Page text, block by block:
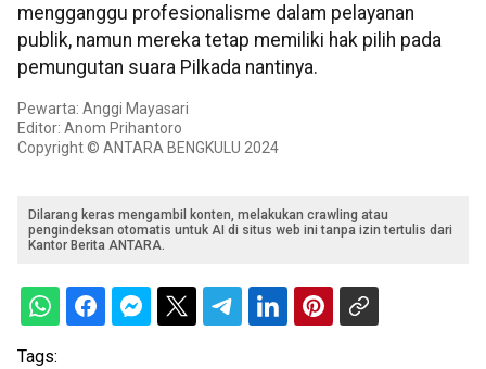
mengganggu profesionalisme dalam pelayanan
publik, namun mereka tetap memiliki hak pilih pada
pemungutan suara Pilkada nantinya.
Pewarta: Anggi Mayasari
Editor: Anom Prihantoro
Copyright © ANTARA BENGKULU 2024
Dilarang keras mengambil konten, melakukan crawling atau
pengindeksan otomatis untuk AI di situs web ini tanpa izin tertulis dari
Kantor Berita ANTARA.
Tags: